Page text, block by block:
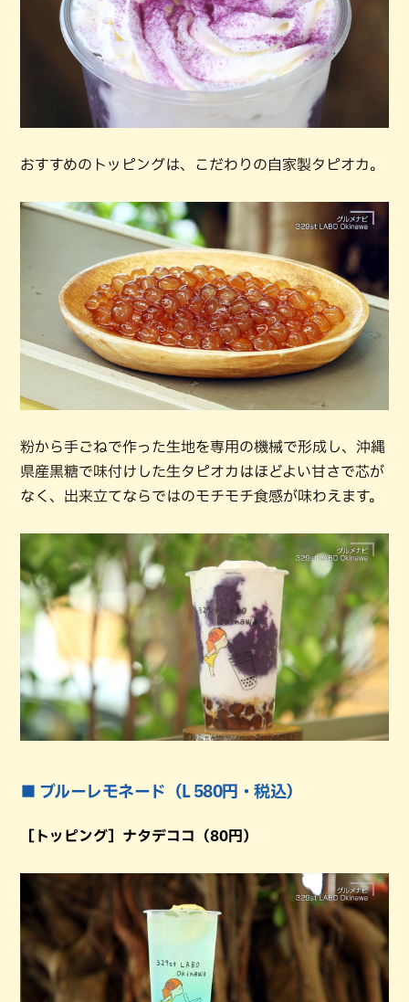
おすすめのトッピングは、こだわりの自家製タピオカ。
粉から手ごねで作った生地を専用の機械で形成し、沖縄
県産黒糖で味付けした生タピオカはほどよい甘さで芯が
なく、出来立てならではのモチモチ食感が味わえます。
■ ブルーレモネード（L 580円・税込）
［トッピング］ナタデココ（80円）